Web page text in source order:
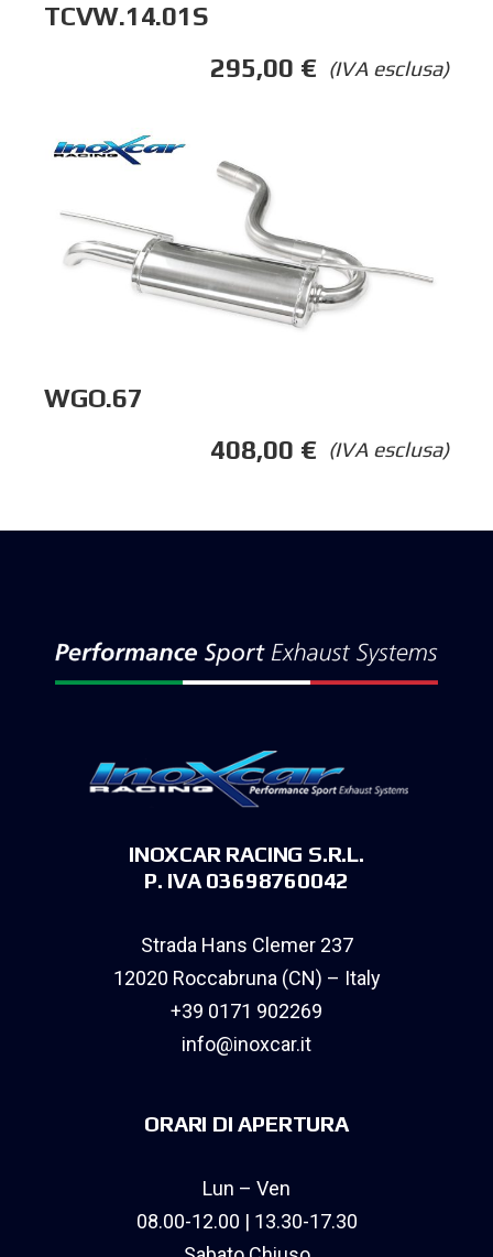
TCVW.14.01S
(IVA esclusa)
295,00 €
WGO.67
(IVA esclusa)
408,00 €
INOXCAR RACING S.R.L.
P. IVA 03698760042
Strada Hans Clemer 237
12020 Roccabruna (CN) – Italy
+39 0171 902269
info@inoxcar.it
ORARI DI APERTURA
Lun – Ven
08.00-12.00 | 13.30-17.30